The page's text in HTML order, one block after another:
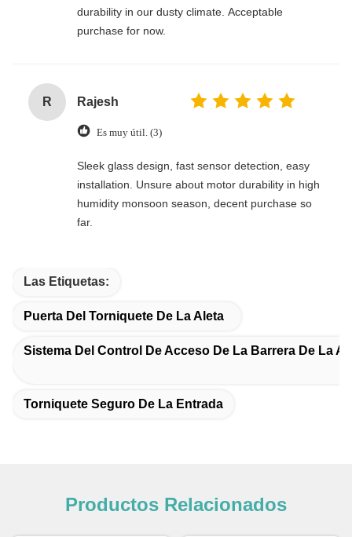
durability in our dusty climate. Acceptable
purchase for now.
R Rajesh
Es muy útil. (3)
Sleek glass design, fast sensor detection, easy
installation. Unsure about motor durability in high
humidity monsoon season, decent purchase so
far.
Las Etiquetas:
Puerta Del Torniquete De La Aleta
Sistema Del Control De Acceso De La Barrera De La
Torniquete Seguro De La Entrada
Productos Relacionados